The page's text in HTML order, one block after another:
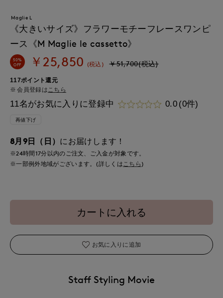
Maglie L
《大きいサイズ》フラワーモチーフレースワンピ
ース《M Maglie le cassetto》
50%
OFF
￥25,850 (税込) ￥51,700(税込)
117ポイント還元
会員登録は こちら
11名がお気に入りに登録中 0.0 (0件)
再値下げ
8月9日（日） にお届けします！
※24時間17分以内のご注文、ご入金が対象です。
※一部例外地域がございます。(詳しくはこちら )
カートに入れる
お気に入りに追加
Staff Styling Movie